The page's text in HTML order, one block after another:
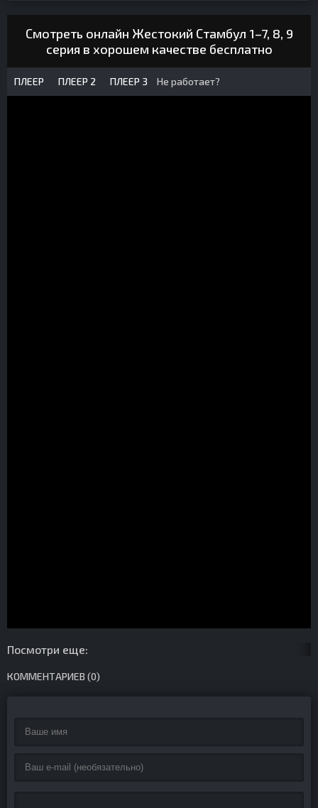
Смотреть онлайн Жестокий Стамбул 1–7, 8, 9
серия в хорошем качестве бесплатно
ПЛЕЕР ПЛЕЕР 2 ПЛЕЕР 3 Не работает?
Посмотри еще:
КОММЕНТАРИЕВ (0)